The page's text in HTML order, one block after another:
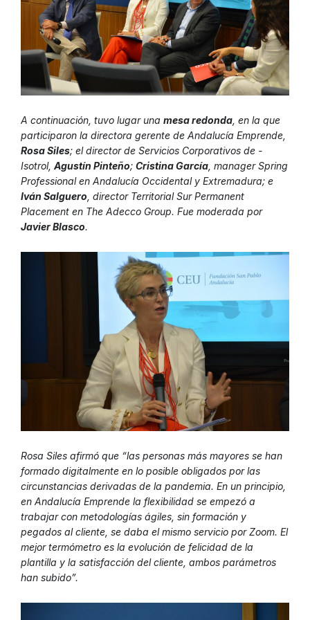
A continuación, tuvo lugar una mesa redonda , en la que
participaron la directora gerente de Andalucía Emprende,
Rosa Siles; el director de Servicios Corporativos de -
Isotrol, Agustín Pinteño; Cristina García , manager Spring
Professional en Andalucía Occidental y Extremadura; e
Iván Salguero , director Territorial Sur Permanent
Placement en The Adecco Group. Fue moderada por
Javier Blasco.
Rosa Siles afirmó que “las personas más mayores se han
formado digitalmente en lo posible obligados por las
circunstancias derivadas de la pandemia. En un principio,
en Andalucía Emprende la flexibilidad se empezó a
trabajar con metodologías ágiles, sin formación y
pegados al cliente, se daba el mismo servicio por Zoom. El
mejor termómetro es la evolución de felicidad de la
plantilla y la satisfacción del cliente, ambos parámetros
han subido”.